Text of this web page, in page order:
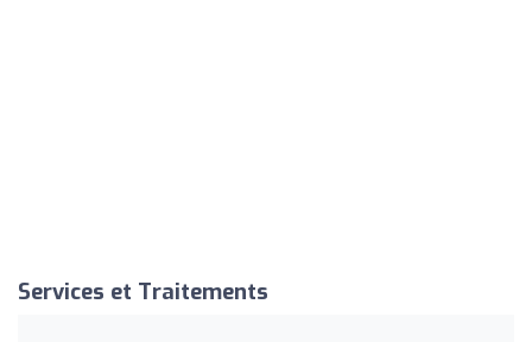
Services et Traitements